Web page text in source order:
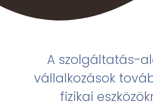
A szolgáltatás-
vállalkozások
fizikai